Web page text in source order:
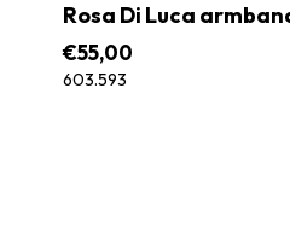
Rosa Di Luca
€55,00
603.593